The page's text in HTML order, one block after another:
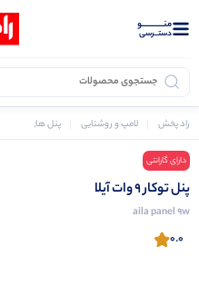
منــــــــــــو
دستــرسی
راد پخش لامپ و روشنایی پنل های روشنایی
دارای گارانتی
پنل توکار 9 وات آیلا
aila panel 9w
0.0